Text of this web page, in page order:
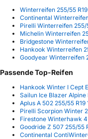
Winterreifen 255/55 R19
Continental
Pirelli Winterreifen 255/
Michelin Winterreifen
Bridgestone
Hankook Winterreifen
Goodyear Winterreifen
Passende Top-Reifen
Hankook Winter I Cept
Sailun Ice Blazer Alpine
Aplus A 502 255/55 R19
Pirelli Scorpion Winter
Firestone Winterhawk 4
Goodride Z 507 255/55
Continental